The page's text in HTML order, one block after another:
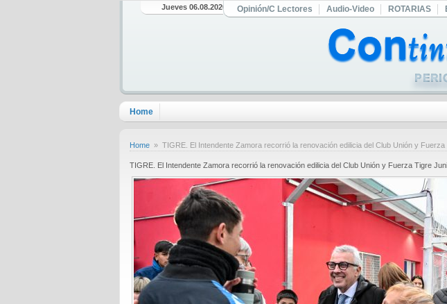
Jueves 06.08.2026 Opinión/C Lectores Audio-Video ROTARIAS
Home
Home » TIGRE. El Intendente Zamora recorrió la renovación edilicia del Club Unión y
TIGRE. El Intendente Zamora recorrió la renovación edilicia del Club Unión y Fuerza Tigre